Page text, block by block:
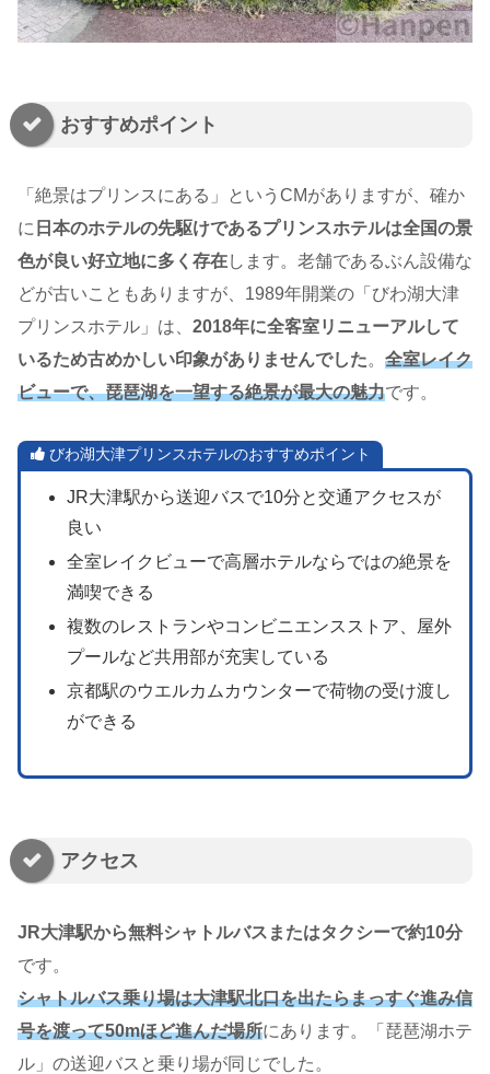
おすすめポイント
「絶景はプリンスにある」というCMがありますが、確か
に 日本のホテルの先駆けであるプリンスホテルは全国の景
色が良い好立地に多く存在します。老舗であるぶん設備な
どが古いこともありますが、1989年開業の「びわ湖大津
プリンスホテル」は、 2018年に全客室リニューアルして
いるため古めかしい印象がありませんでした。 全室レイク
ビューで、琵琶湖を一望する絶景が最大の魅力です。
びわ湖大津プリンスホテルのおすすめポイント
JR大津駅から送迎バスで10分と交通アクセスが
良い
全室レイクビューで高層ホテルならではの絶景を
満喫できる
複数のレストランやコンビニエンスストア、屋外
プールなど共用部が充実している
京都駅のウエルカムカウンターで荷物の受け渡し
ができる
アクセス
JR大津駅から無料シャトルバスまたはタクシーで約10分
です。
シャトルバス乗り場は大津駅北口を出たらまっすぐ進み信
号を渡って50mほど進んだ場所にあります。「琵琶湖ホテ
ル」の送迎バスと乗り場が同じでした。